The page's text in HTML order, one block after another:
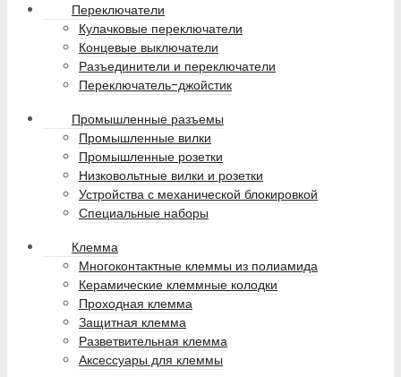
Переключатели
Кулачковые переключатели
Концевые выключатели
Разъединители и переключатели
Переключатель-джойстик
Промышленные разъемы
Промышленные вилки
Промышленные розетки
Низковольтные вилки и розетки
Устройства с механической блокировкой
Специальные наборы
Клемма
Многоконтактные клеммы из полиамида
Керамические клеммные колодки
Проходная клемма
Защитная клемма
Разветвительная клемма
Аксессуары для клеммы